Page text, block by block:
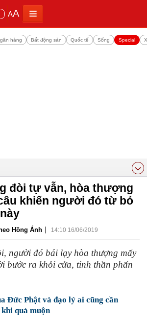
AA
hàng Bất động sản Quốc tế Sống Special
đòi tự vẫn, hòa thượng
khiến người đó từ bỏ
Hồng Ánh | 14:10 16/06/2019
người đó bái lạy hòa thượng mấy
bước ra khỏi cửa, tinh thần phấn
Đức Phật và đạo lý ai cũng cần
quá muộn